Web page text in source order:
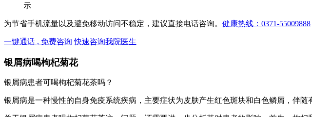
示
为节省手机流量以及避免移动访问不稳定，建议直接电话咨询。 健康热线：0371-55009888
一键通话 , 免费咨询 快速咨询我院医生
银屑病喝枸杞菊花
银屑病患者可喝枸杞菊花茶吗？
银屑病是一种慢性的自身免疫系统疾病，主要症状为皮肤产生红色斑块和白色鳞屑，伴